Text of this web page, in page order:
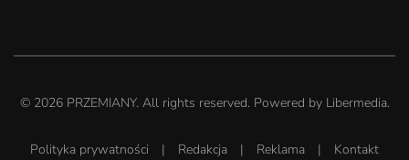
© 2026PRZEMIANY. All rights reserved. Powered by Libermedia.
Polityka prywatności | Redakcja | Reklama | Kontakt